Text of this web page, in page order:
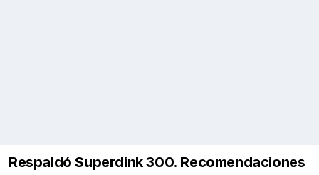
Respaldó Superdink 300. Recomendaciones